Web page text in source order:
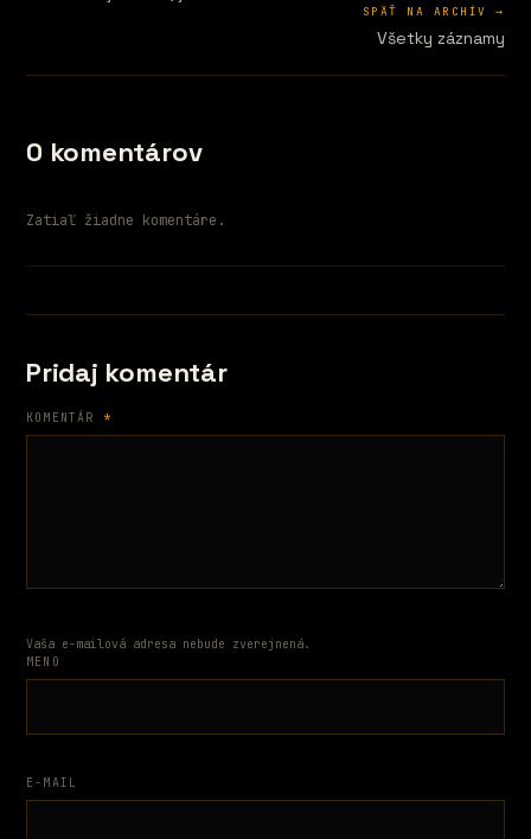
SPÄŤ NA ARCHÍV →
Všetky záznamy
0 komentárov
Zatiaľ žiadne komentáre.
Pridaj komentár
KOMENTÁR *
Vaša e-mailová adresa nebude zverejnená.
MENO
E-MAIL